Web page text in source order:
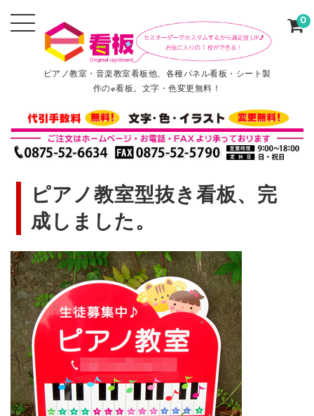
ピアノ教室・音楽教室看板他、各種パネル看板・シート製
作のe看板。文字・色変更無料！
0
ピアノ教室型抜き看板、完
成しました。